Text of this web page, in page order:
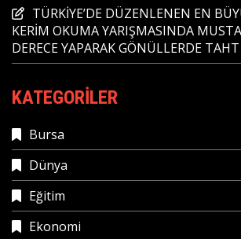
TÜRKİYE’DE DÜZENLENEN EN
KERİM OKUMA YARIŞMASINDA
DERECE YAPARAK GÖNÜLLERDE
KATEGORILER
Bursa
Dünya
Eğitim
Ekonomi